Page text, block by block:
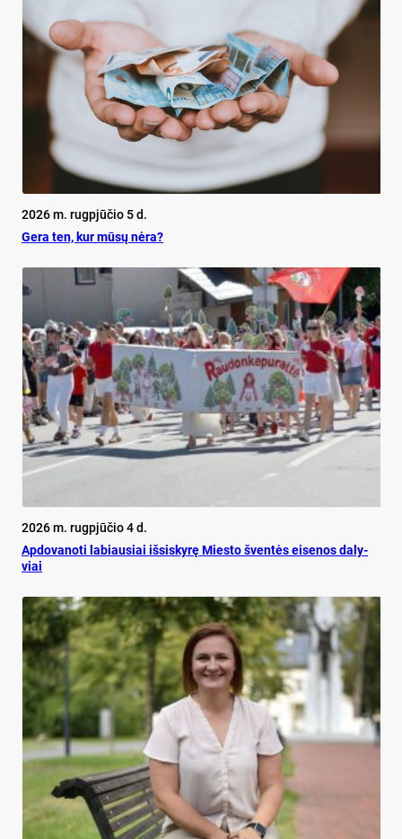
2026 m. rugpjūčio 5 d.
Ge­ra ten, kur mū­sų nė­ra?
2026 m. rugpjūčio 4 d.
Ap­do­va­no­ti la­biau­siai iš­si­sky­rę Mies­to šven­tės ei­se­nos da­ly­
viai